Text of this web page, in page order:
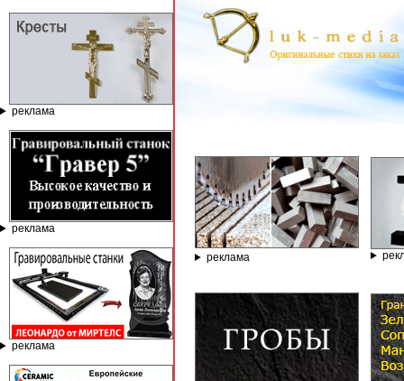
реклама
реклама
реклама
реклама